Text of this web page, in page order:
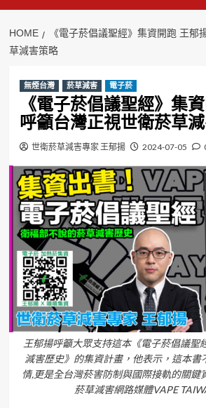
HOME
《電子菸倡議聖經》集資開跑 王郁
草減害策略
無煙台灣 菸草減害 電子菸
《電子菸倡議聖經》集
呼籲台灣正視世衛菸草
世衛菸草減害專家 王郁揚 2024-07-05
王郁揚呼籲大眾支持這本《電子菸倡議聖
減害歷史》的集資計畫，他表示，這本書
情,更是全台灣菸害防制與國際接軌的關鍵
菸草減害網路媒體VAPE